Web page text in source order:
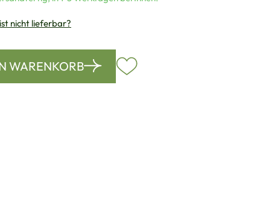
nicht lieferbar?
WARENKORB